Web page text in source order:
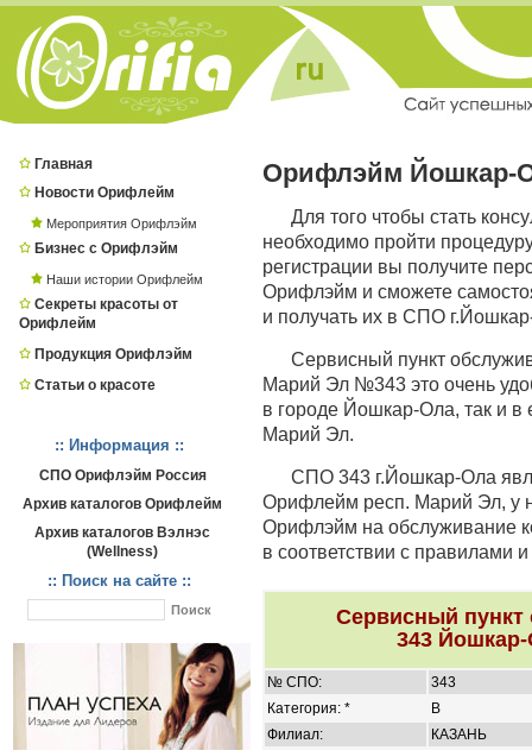
Главная
Новости Орифлейм
Мероприятия Орифлэйм
Бизнес с Орифлэйм
Наши истории Орифлейм
Секреты красоты от
Орифлейм
Продукция Орифлэйм
Статьи о красоте
:: Информация ::
СПО Орифлэйм Россия
Архив каталогов Орифлейм
Архив каталогов Вэлнэс
(Wellness)
:: Поиск на сайте ::
Орифлэйм Йошкар-
Для того чтобы стать
необходимо пройти
регистрации вы получите
Орифлэйм и сможете
и получать их в СПО
Сервисный пункт
Марий Эл №343 это очень
в городе Йошкар-Ола, так и в
Марий Эл.
СПО 343 г.Йошкар-Ола
Орифлейм респ. Марий Эл, у
Орифлэйм на обслуживание
в соответствии с правилами
Сервисный
343
№ СПО:
343
Категория: *
B
Филиал:
КАЗАНЬ